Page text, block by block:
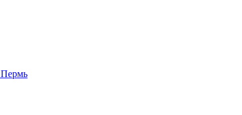
Пермь